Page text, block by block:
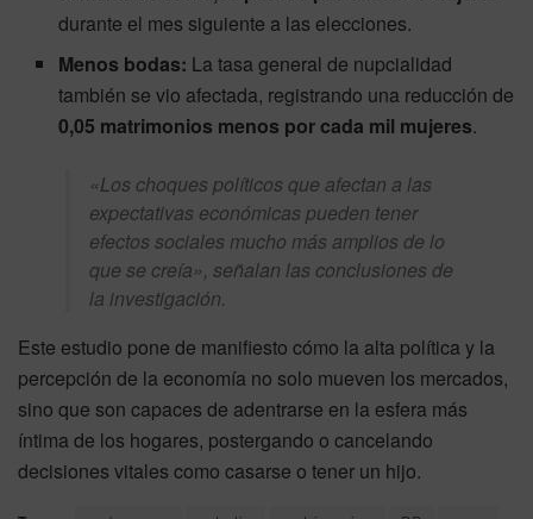
durante el mes siguiente a las elecciones.
Menos bodas: La tasa general de nupcialidad
también se vio afectada, registrando una reducción de
0,05 matrimonios menos por cada mil mujeres.
«Los choques políticos que afectan a las
expectativas económicas pueden tener
efectos sociales mucho más amplios de lo
que se creía», señalan las conclusiones de
la investigación.
Este estudio pone de manifiesto cómo la alta política y la
percepción de la economía no solo mueven los mercados,
sino que son capaces de adentrarse en la esfera más
íntima de los hogares, postergando o cancelando
decisiones vitales como casarse o tener un hijo.